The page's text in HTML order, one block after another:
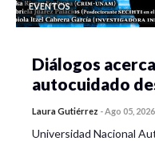
EVENTOS
Diálogos
autocuidado
Laura Gutiérrez -Ago 05, 2026
Universidad Nacional